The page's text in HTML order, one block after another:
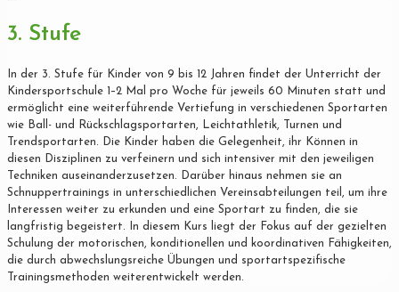
3. Stufe
In der 3. Stufe für Kinder von 9 bis 12 Jahren findet der Unterricht der
Kindersportschule 1–2 Mal pro Woche für jeweils 60 Minuten statt und
ermöglicht eine weiterführende Vertiefung in verschiedenen Sportarten
wie Ball- und Rückschlagsportarten, Leichtathletik, Turnen und
Trendsportarten. Die Kinder haben die Gelegenheit, ihr Können in
diesen Disziplinen zu verfeinern und sich intensiver mit den jeweiligen
Techniken auseinanderzusetzen. Darüber hinaus nehmen sie an
Schnuppertrainings in unterschiedlichen Vereinsabteilungen teil, um ihre
Interessen weiter zu erkunden und eine Sportart zu finden, die sie
langfristig begeistert. In diesem Kurs liegt der Fokus auf der gezielten
Schulung der motorischen, konditionellen und koordinativen Fähigkeiten,
die durch abwechslungsreiche Übungen und sportartspezifische
Trainingsmethoden weiterentwickelt werden.